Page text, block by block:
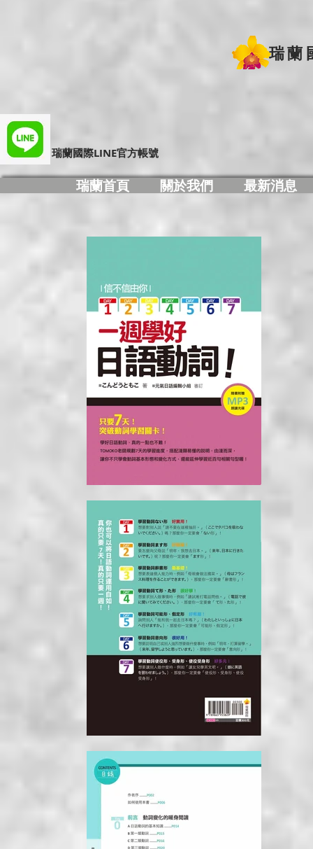
瑞蘭
​瑞蘭國際LINE官方帳號
瑞蘭首頁 關於我們 最新消息